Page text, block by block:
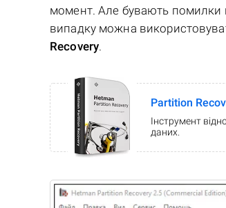
момент. Але бувають помилки
випадку можна
Recovery.
Partition
Інструмент
даних.